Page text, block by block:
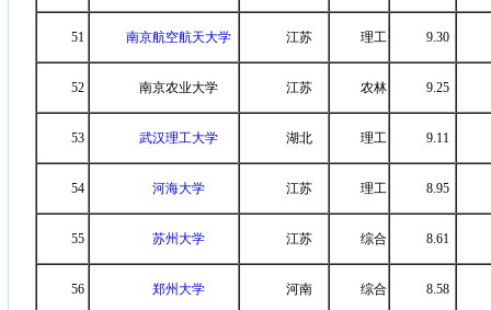
51 南京航空航天大学 江苏 理工 9.30
52 南京农业大学 江苏 农林 9.25
53 武汉理工大学 湖北 理工 9.11
54 河海大学 江苏 理工 8.95
55 苏州大学 江苏 综合 8.61
56 郑州大学 河南 综合 8.58